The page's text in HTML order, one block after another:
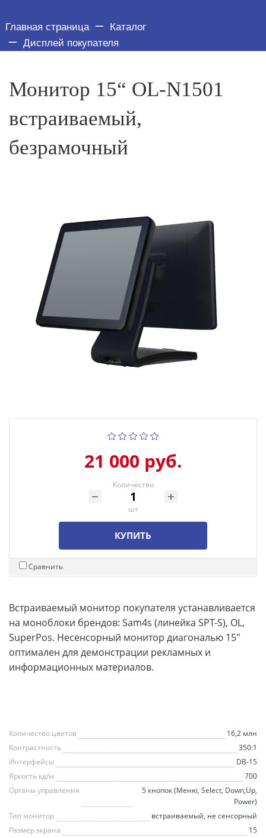
Главная страница
Каталог
Дисплей покупателя
Монитор 15“ OL-N1501
встраиваемый,
безрамочный
21 000 руб.
Количество
шт
КУПИТЬ
Сравнить
Встраиваемый монитор покупателя устанавливается
на моноблоки брендов: Sam4s (линейка SPT-S), OL,
SuperPos. Несенсорный монитор диагональю 15"
оптимален для демонстрации рекламных и
информационных материалов.
Количество цветов
16,2 млн
Контрастность
350:1
Интерфейсы
DB-15
Яркость кд/м
700
Органы управления
5 кнопок (Меню, Select, Down,Up,
Power)
Тип монитор
встраиваемый, не сенсорный
Размер экрана
15